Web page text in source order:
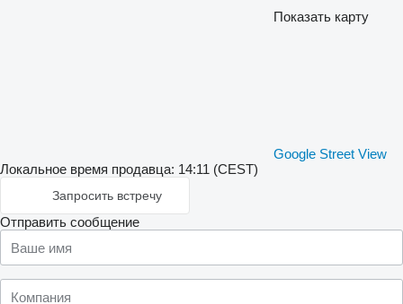
Показать карту
Google Street View
Локальное время продавца: 14:11 (CEST)
Запросить встречу
Отправить сообщение